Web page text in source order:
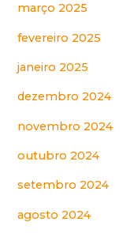
março 2025
fevereiro 2025
janeiro 2025
dezembro 2024
novembro 2024
outubro 2024
setembro 2024
agosto 2024